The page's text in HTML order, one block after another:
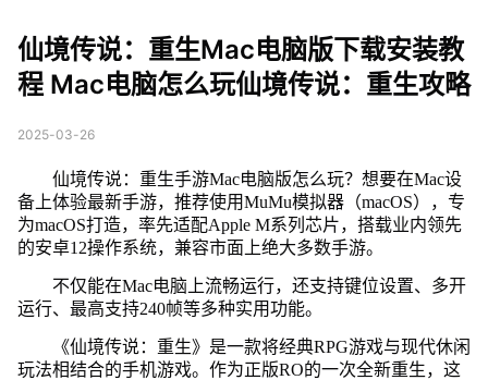
重生攻略
仙境传说：重生Mac电脑版下载安装教
程 Mac电脑怎么玩仙境传说：重生攻略
2025-03-26
仙境传说：重生手游Mac电脑版怎么玩？想要在Mac设
备上体验最新手游，推荐使用MuMu模拟器（macOS），专
为macOS打造，率先适配Apple M系列芯片，搭载业内领先
的安卓12操作系统，兼容市面上绝大多数手游。
不仅能在Mac电脑上流畅运行，还支持键位设置、多开
运行、最高支持240帧等多种实用功能。
《仙境传说：重生》是一款将经典RPG游戏与现代休闲
玩法相结合的手机游戏。作为正版RO的一次全新重生，这